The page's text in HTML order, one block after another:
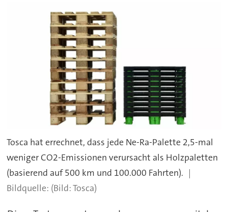
Tosca hat errechnet, dass jede Ne-Ra-Palette 2,5-mal
weniger CO2-Emissionen verursacht als Holzpaletten
(basierend auf 500 km und 100.000 Fahrten).
(Bild: Tosca)